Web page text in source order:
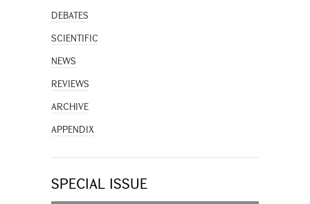
DEBATES
SCIENTIFIC
NEWS
REVIEWS
ARCHIVE
APPENDIX
SPECIAL ISSUE